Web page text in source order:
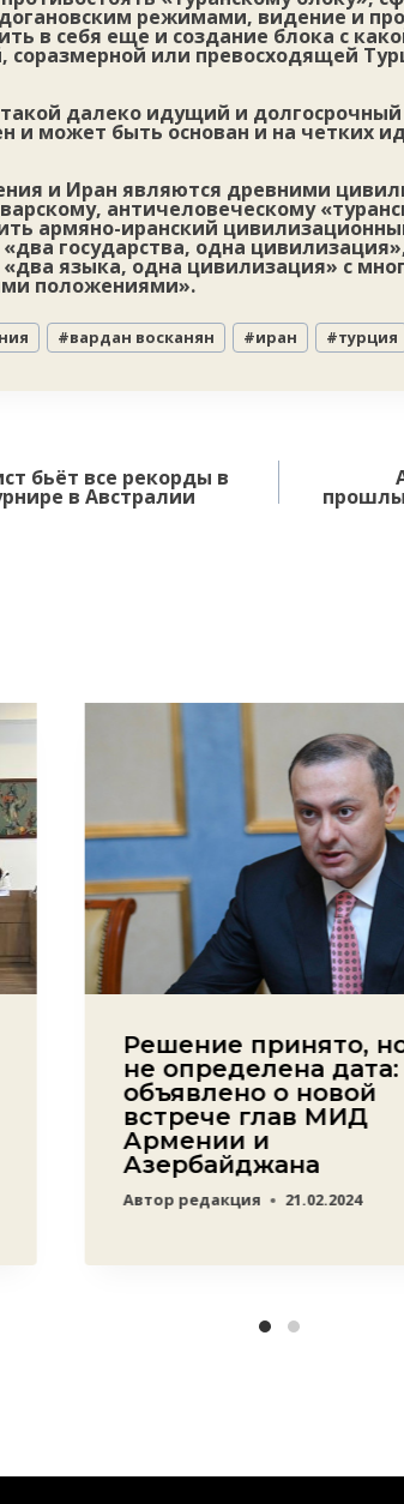
режимами, видение и
в себя еще и создание блока с
соразмерной или превосходящей
далеко идущий и
и может быть основан и на четких
и Иран являются древними
античеловеческому
армяно-иранский
государства, одна
языка, одна цивилизация» с
положениями».
#вардан восканян #иран #турция
бьёт все рекорды в
в Австралии
Решение принято,
не определена дата:
объявлено о новой
встрече глав МИД
Армении и
Азербайджана
Автор редакция 21.02.2024